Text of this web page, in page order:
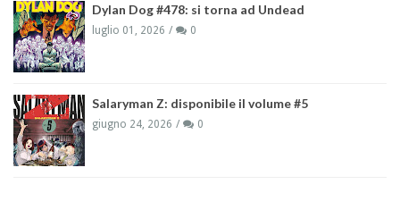
Dylan Dog #478: si torna ad Undead
luglio 01, 2026 0
Salaryman Z: disponibile il volume #5
giugno 24, 2026 0